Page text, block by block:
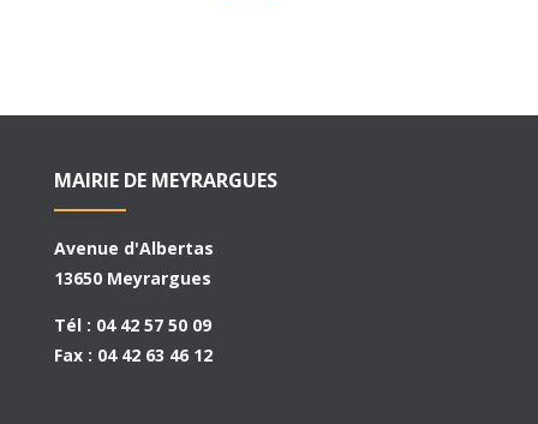
MAIRIE DE MEYRARGUES
Avenue d'Albertas
13650 Meyrargues
Tél : 04 42 57 50 09
Fax : 04 42 63 46 12